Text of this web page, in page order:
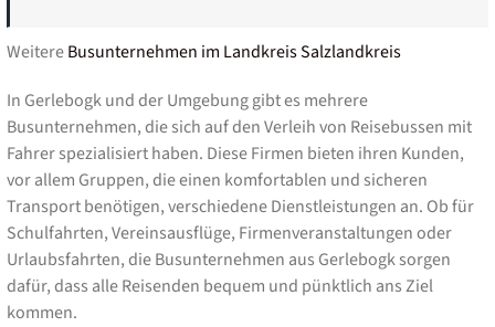
WeitereBusunternehmen im Landkreis Salzlandkreis
In Gerlebogk und der Umgebung gibt es mehrere
Busunternehmen, die sich auf den Verleih von Reisebussen mit
Fahrer spezialisiert haben. Diese Firmen bieten ihren Kunden,
vor allem Gruppen, die einen komfortablen und sicheren
Transport benötigen, verschiedene Dienstleistungen an. Ob für
Schulfahrten, Vereinsausflüge, Firmenveranstaltungen oder
Urlaubsfahrten, die Busunternehmen aus Gerlebogk sorgen
dafür, dass alle Reisenden bequem und pünktlich ans Ziel
kommen.